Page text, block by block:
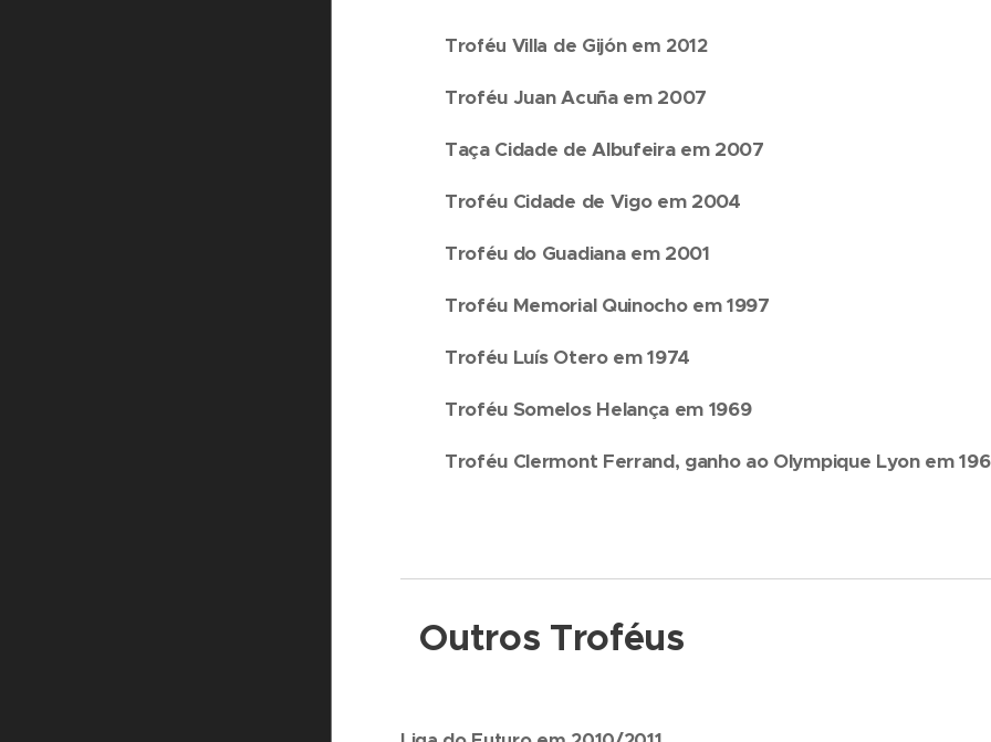
Troféu Villa de Gijón em 2012
Troféu Juan Acuña em 2007
Taça Cidade de Albufeira em 2007
Troféu Cidade de Vigo em 2004
Troféu do Guadiana em 2001
Troféu Memorial Quinocho em 1997
Troféu Luís Otero em 1974
Troféu Somelos Helança em 1969
Troféu Clermont Ferrand, ganho ao Olympique Lyon em
Outros Troféus